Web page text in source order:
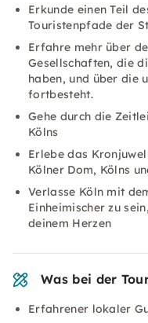
Erkunde einen Teil
Touristenpfade der
Erfahre mehr über
Gesellschaften, die
haben, und über die
fortbesteht.
Gehe durch die
Kölns
Erlebe das
Kölner Dom, Kölns
Verlasse Köln mit
Einheimischer zu
deinem Herzen
Was bei der
Erfahrener lokaler